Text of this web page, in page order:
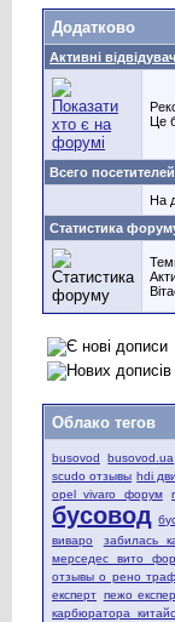
Додатково
Активні
Це
Всего
На
Статистика
Облако тегов
busovod busovod.ua
scudo отзывы hdi
opel vivaro форум
бусовод
виваро
забилась
мерседес вито
отзывы о рено
експерт пежо
карбюратора